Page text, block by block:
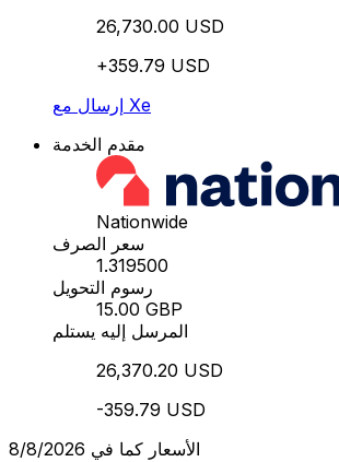
26,730.00 USD
+359.79 USD
إرسال مع Xe
مقدم الخدمة
Nationwide
سعر الصرف
1.319500
رسوم التحويل
15.00 GBP
المرسل إليه يستلم
26,370.20 USD
-359.79 USD
الأسعار كما في 8/8/2026